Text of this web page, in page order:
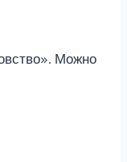
Можно